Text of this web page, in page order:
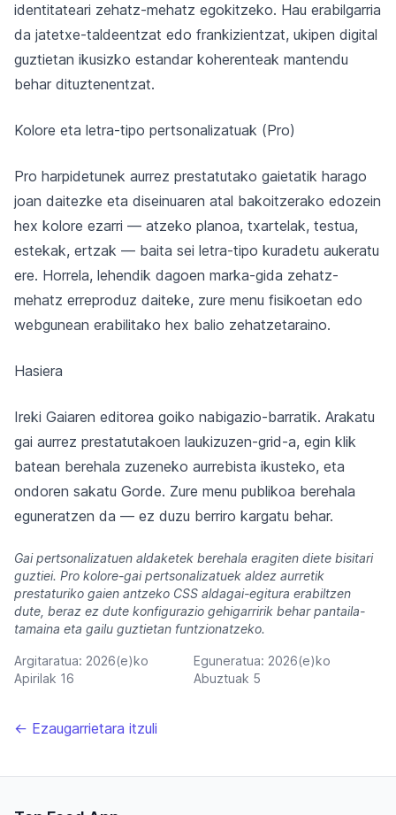
identitateari zehatz-mehatz egokitzeko. Hau erabilgarria
da jatetxe-taldeentzat edo frankizientzat, ukipen digital
guztietan ikusizko estandar koherenteak mantendu
behar dituztenentzat.
Kolore eta letra-tipo pertsonalizatuak (Pro)
Pro harpidetunek aurrez prestatutako gaietatik harago
joan daitezke eta diseinuaren atal bakoitzerako edozein
hex kolore ezarri — atzeko planoa, txartelak, testua,
estekak, ertzak — baita sei letra-tipo kuradetu aukeratu
ere. Horrela, lehendik dagoen marka-gida zehatz-
mehatz erreproduz daiteke, zure menu fisikoetan edo
webgunean erabilitako hex balio zehatzetaraino.
Hasiera
Ireki Gaiaren editorea goiko nabigazio-barratik. Arakatu
gai aurrez prestatutakoen laukizuzen-grid-a, egin klik
batean berehala zuzeneko aurrebista ikusteko, eta
ondoren sakatu Gorde. Zure menu publikoa berehala
eguneratzen da — ez duzu berriro kargatu behar.
Gai pertsonalizatuen aldaketek berehala eragiten diete bisitari
guztiei. Pro kolore-gai pertsonalizatuek aldez aurretik
prestaturiko gaien antzeko CSS aldagai-egitura erabiltzen
dute, beraz ez dute konfigurazio gehigarririk behar pantaila-
tamaina eta gailu guztietan funtzionatzeko.
Argitaratua: 2026(e)ko
Apirilak 16
Eguneratua: 2026(e)ko
Abuztuak 5
← Ezaugarrietara itzuli